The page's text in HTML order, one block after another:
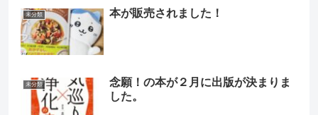
未分類 本が販売されました！
未分類
念願！の本が２月に出版が決まりま
した。